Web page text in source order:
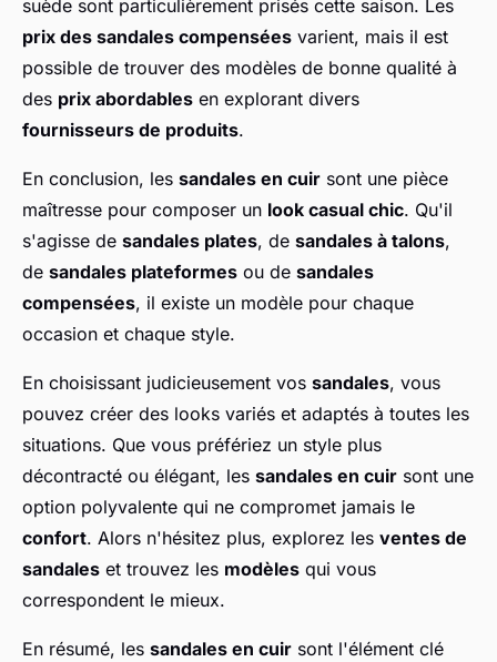
suède sont particulièrement prisés cette saison. Les
prix des sandales compensées varient, mais il est
possible de trouver des modèles de bonne qualité à
des prix abordables en explorant divers
fournisseurs de produits.
En conclusion, les sandales en cuir sont une pièce
maîtresse pour composer un look casual chic. Qu'il
s'agisse de sandales plates, de sandales à talons,
de sandales plateformes ou de sandales
compensées, il existe un modèle pour chaque
occasion et chaque style.
En choisissant judicieusement vos sandales, vous
pouvez créer des looks variés et adaptés à toutes les
situations. Que vous préfériez un style plus
décontracté ou élégant, les sandales en cuir sont une
option polyvalente qui ne compromet jamais le
confort. Alors n'hésitez plus, explorez les ventes de
sandales et trouvez les modèles qui vous
correspondent le mieux.
En résumé, les sandales en cuir sont l'élément clé